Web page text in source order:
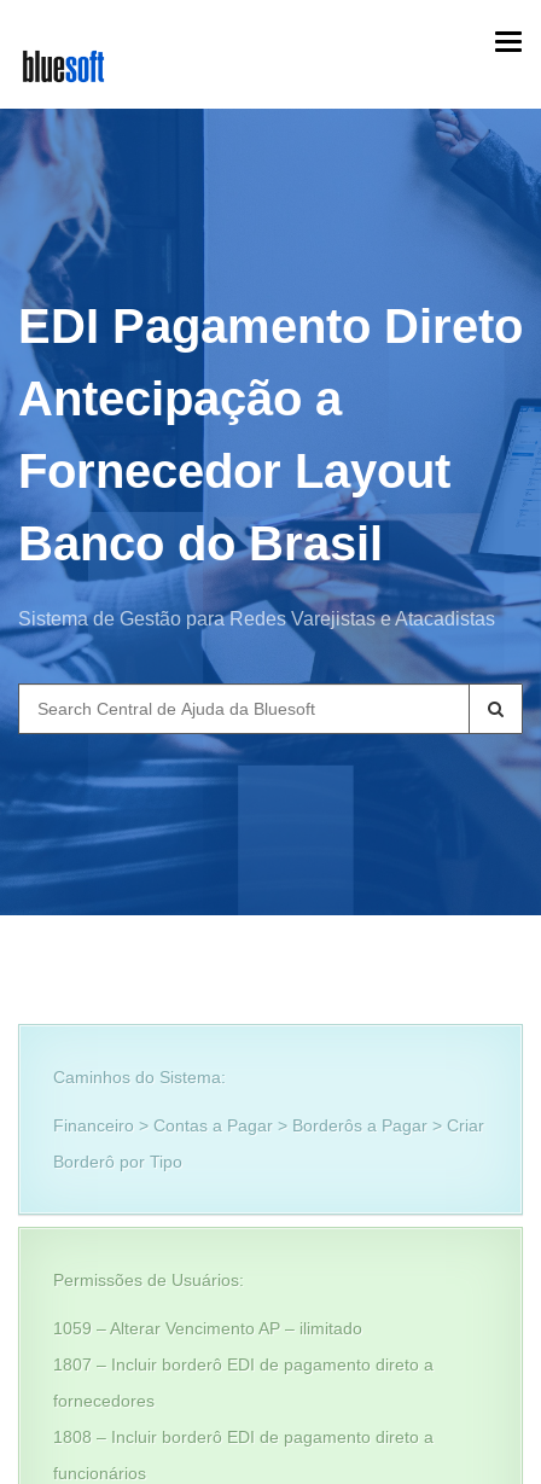
main
content
EDI Pagamento Direto
Antecipação a
Fornecedor Layout
Banco do Brasil
Sistema de Gestão para Redes Varejistas e Atacadistas
Search
for:
Caminhos do Sistema:
Financeiro > Contas a Pagar > Borderôs a Pagar > Criar
Borderô por Tipo
Permissões de Usuários:
1059 – Alterar Vencimento AP – ilimitado
1807 – Incluir borderô EDI de pagamento direto a
fornecedores
1808 – Incluir borderô EDI de pagamento direto a
funcionários